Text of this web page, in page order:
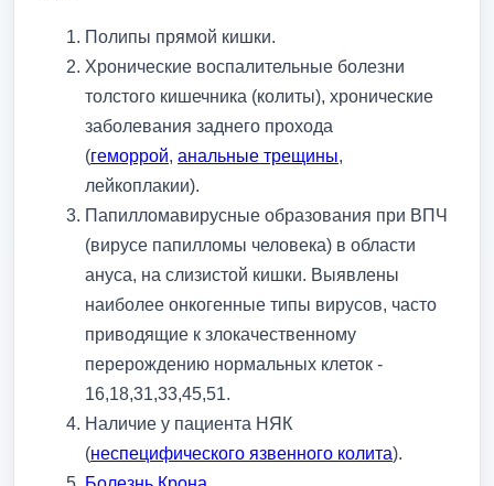
Полипы прямой кишки.
Хронические воспалительные болезни
толстого кишечника (колиты), хронические
заболевания заднего прохода
(геморрой, анальные трещины,
лейкоплакии).
Папилломавирусные образования при ВПЧ
(вирусе папилломы человека) в области
ануса, на слизистой кишки. Выявлены
наиболее онкогенные типы вирусов, часто
приводящие к злокачественному
перерождению нормальных клеток -
16,18,31,33,45,51.
Наличие у пациента НЯК
(неспецифического язвенного колита).